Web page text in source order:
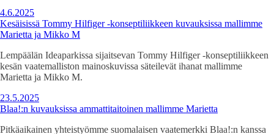
4.6.2025
Kesäisissä Tommy Hilfiger -konseptiliikkeen kuvauksissa mallimme
Marietta ja Mikko M
Lempäälän Ideaparkissa sijaitsevan Tommy Hilfiger -konseptiliikkeen
kesän vaatemalliston mainoskuvissa säteilevät ihanat mallimme
Marietta ja Mikko M.
23.5.2025
Blaa!:n kuvauksissa ammattitaitoinen mallimme Marietta
Pitkäaikainen yhteistyömme suomalaisen vaatemerkki Blaa!:n kanssa